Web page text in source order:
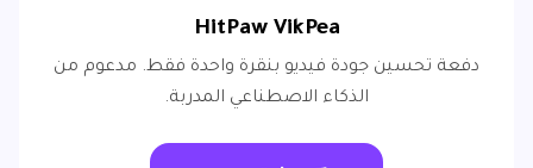
HitPaw VikPea
دفعة تحسين جودة فيديو بنقرة واحدة فقط. مدعوم من
الذكاء الاصطناعي المدربة.